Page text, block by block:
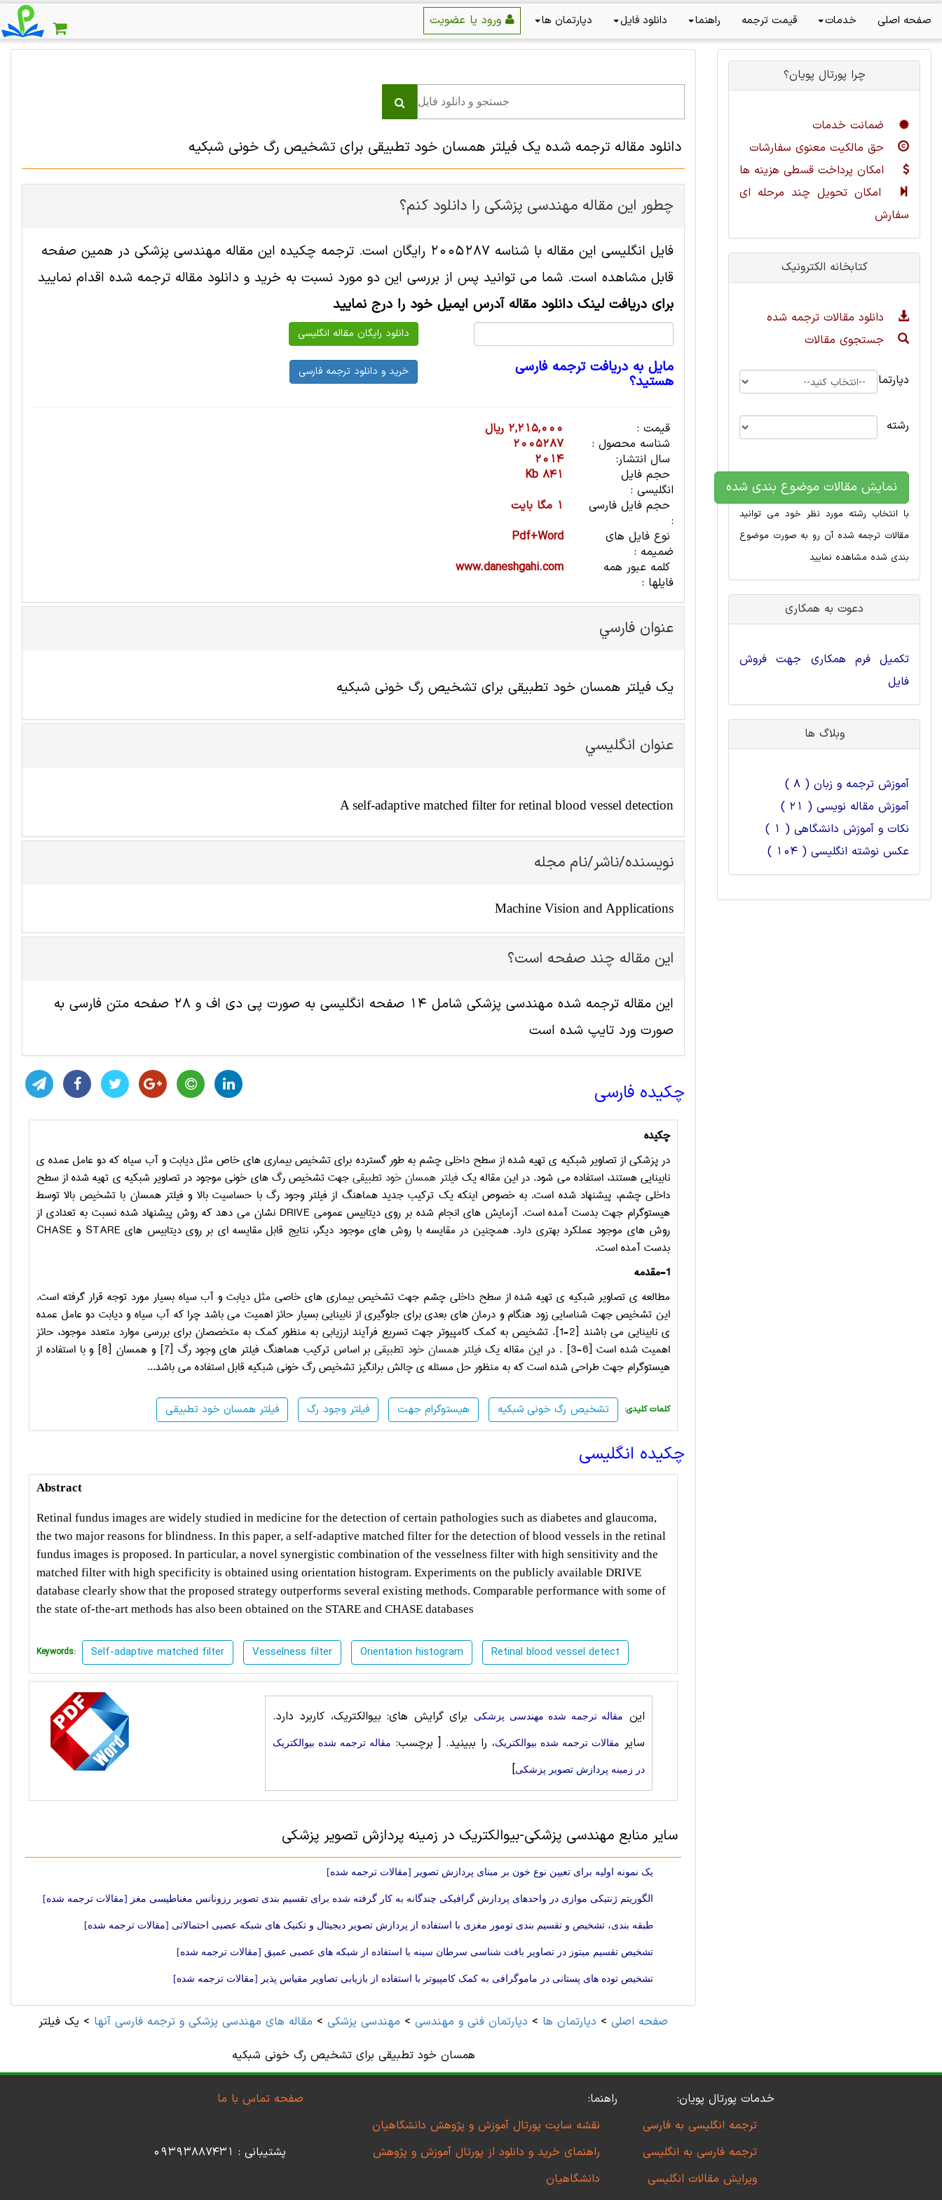
صفحه اصلی خدمات قیمت ترجمه راهنما دانلود فایل دپارتمان ها
دانلود مقاله ترجمه شده یک فیلتر همسان خود تطبیقی برای تشخیص رگ خونی شبکیه
چطور این مقاله مهندسی پزشکی را دانلود کنم؟
فایل انگلیسی این مقاله با شناسه 2005287 رایگان است. ترجمه چکیده این مقاله مهندسی پزشکی در همین صفحه
قابل مشاهده است. شما می توانید پس از بررسی این دو مورد نسبت به خرید و دانلود مقاله ترجمه شده اقدام نمایید
برای دریافت لینک دانلود مقاله آدرس ایمیل خود را درج نمایید
مایل به دریافت ترجمه فارسی
هستید؟
قیمت :
2,215,000 ریال
شناسه محصول :
2005287
سال انتشار:
2014
حجم فایل
انگلیسی :
841 Kb
حجم فایل فارسی
:
1 مگا بایت
نوع فایل های
ضمیمه :
Pdf+Word
کلمه عبور همه
فایلها :
www.daneshgahi.com
عنوان فارسي
یک فیلتر همسان خود تطبیقی برای تشخیص رگ خونی شبکیه
عنوان انگليسي
A self-adaptive matched filter for retinal blood vessel detection
نویسنده/ناشر/نام مجله
Machine Vision and Applications
این مقاله چند صفحه است؟
این مقاله ترجمه شده مهندسی پزشکی شامل 14 صفحه انگلیسی به صورت پی دی اف و 28 صفحه متن فارسی به
صورت ورد تایپ شده است
چکیده فارسی
چكيده
در پزشکی از تصاویر شبکیه ی تهیه شده از سطح داخلی چشم به طور گسترده برای تشخیص بیماری های خاص مثل دیابت و آب سیاه که دو عامل عمده ی
نابینایی هستند، استفاده می شود. در این مقاله یک فیلتر همسان خود تطبیقیجهت تشخیص رگ های خونی موجود در تصاویر شبکیه ی تهیه شده از سطح
داخلی چشم، پیشنهاد شده است. به خصوص اینکه یک ترکیب جدید هماهنگ از فیلتر وجود رگ با حساسیت بالا و فیلتر همسان با تشخیص بالا توسط
هیستوگرام جهت بدست آمده است. آزمایش های انجام شده بر روی دیتابیس عمومی DRIVE نشان می دهد که روش پیشنهاد شده نسبت به تعدادی از
روش های موجود عملکرد بهتری دارد. همچنین در مقایسه با روش های موجود دیگر، نتایج قابل مقایسه ای بر روی دیتابیس های STARE و CHASE
بدست آمده است.
1-مقدمه
مطالعه ی تصاویر شبکیه ی تهیه شده از سطح داخلی چشم جهت تشخیص بیماری های خاصی مثل دیابت و آب سیاه بسیار مورد توجه قرار گرفته است.
این تشخیص جهت شناسایی زود هنگام و درمان های بعدی برای جلوگیری از نابینایی بسیار حائز اهمیت می باشد چرا که آب سیاه و دیابت دو عامل عمده
ی نابینایی می باشند ]
2-1
[. تشخیص به کمک کامپیوتر جهت تسریع فرآیند ارزیابی به منظور کمک به متخصصان برای بررسی موارد متعدد موجود، حائز
اهمیت شده است ]
6-3
[. در این مقاله یک فیلتر همسان خود تطبیقیبر اساس ترکیب هماهنگ فیلتر های وجود رگ ]
7
[ و همسان ]
8
[ و با استفاده از
هیستوگرام جهت طراحی شده است که به منظور حل مسئله ی چالش برانگیز تشخیص رگ خونی شبکیه قابل استفاده می باشد...
فیلتر همسان خود تطبیقی فیلتر وجود رگ هیستوگرام جهت تشخیص رگ خونی شبکیه :کلمات کلیدی
چکیده انگلیسی
Abstract
Retinal fundus images are widely studied in medicine for the detection of certain pathologies such as diabetes and glaucoma,
the two major reasons for blindness. In this paper, a self-adaptive matched filter for the detection of blood vessels in the retinal
fundus images is proposed. In particular, a novel synergistic combination of the vesselness filter with high sensitivity and the
matched filter with high specificity is obtained using orientation histogram. Experiments on the publicly available DRIVE
database clearly show that the proposed strategy outperforms several existing methods. Comparable performance with some of
the state of-the-art methods has also been obtained on the STARE and CHASE databases
Keywords: Self-adaptive matched filter Vesselness filter Orientation histogram Retinal blood vessel detect
این مقاله ترجمه شده مهندسی پزشکی
برای گرایش های: بیوالکتریک، کاربرد دارد.
سایر مقالات ترجمه شده بیوالکتریک، را ببینید. [ برچسب: مقاله ترجمه شده بیوالکتریک
در زمینه پردازش تصویر پزشکی]
سایر منابع مهندسی پزشکی-بیوالکتریک در زمینه پردازش تصویر پزشکی
یک نمونه اولیه برای تعیین نوع خون بر مبنای پردازش تصویر [مقالات ترجمه شده]
الگوریتم ژنتیکی موازی در واحدهای پردازش گرافیکی چندگانه به کار گرفته شده برای تقسیم بندی تصویر رزونانس مغناطیسی مغز [مقالات ترجمه شده]
طبقه بندی، تشخیص و تقسیم بندی تومور مغزی با استفاده از پردازش تصویر دیجیتال و تکنیک های شبکه عصبی احتمالاتی [مقالات ترجمه شده]
تشخیص تقسیم میتوز در تصاویر بافت شناسی سرطان سینه با استفاده از شبکه های عصبی عمیق [مقالات ترجمه شده]
تشخیص توده های پستانی در ماموگرافی به کمک کامپیوتر با استفاده از بازیابی تصاویر مقیاس پذیر [مقالات ترجمه شده]
صفحه اصلی > دپارتمان ها > دپارتمان فنی و مهندسی > مهندسی پزشکی > مقاله های مهندسی پزشکی و ترجمه فارسی آنها > یک فیلتر
همسان خود تطبیقی برای تشخیص رگ خونی شبکیه
چرا پورتال پویان؟
ضمانت خدمات
حق مالکیت معنوی سفارشات
امکان پرداخت قسطی هزینه ها
امکان تحویل چند مرحله ای
سفارش
کتابخانه الکترونیک
دانلود مقالات ترجمه شده
جستجوی مقالات
دپارتمان
رشته
نمایش مقالات موضوع بندی شده
با انتخاب رشته مورد نظر خود می توانید
مقالات ترجمه شده آن رو به صورت موضوع
بندی شده مشاهده نمایید
دعوت به همکاری
تکمیل فرم همکاری جهت فروش
فایل
وبلاگ ها
آموزش ترجمه و زبان ( 8 )
آموزش مقاله نویسی ( 21 )
نکات و آموزش دانشگاهی ( 1 )
عکس نوشته انگلیسی ( 104 )
خدمات پورتال پویان:
ترجمه انگلیسی به فارسی
ترجمه فارسی به انگلیسی
ویرایش مقالات انگلیسی
راهنما:
نقشه سایت پورتال آموزش و پژوهش دانشگاهیان
راهنمای خرید و دانلود از پورتال آموزش و پژوهش
دانشگاهیان
صفحه تماس با ما
پشتیبانی : 09393887431